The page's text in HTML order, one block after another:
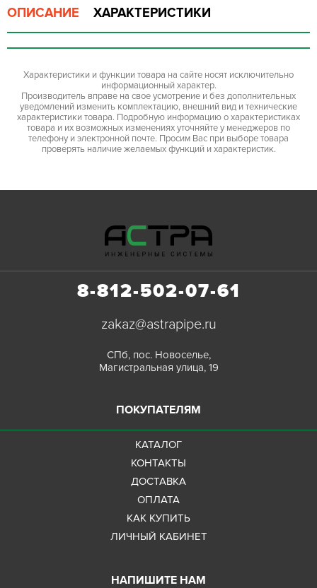
ОПИСАНИЕ ХАРАКТЕРИСТИКИ
Характеристики и функции товара на сайте носят исключительно
информационный характер.
Производитель вправе на свое усмотрение и без дополнительных
уведомлений изменить комплектацию, внешний вид и технические
характеристики товара. Подробную информацию о характеристиках
товара и их возможных изменениях уточняйте у менеджеров по
телефону и электронной почте. Просим Вас при выборе товара
проверять наличие желаемых функций и характеристик.
8-812-502-07-61
zakaz@astrapipe.ru
СПб, пос. Новоселье,
Магистральная улица, 19
ПОКУПАТЕЛЯМ
КАТАЛОГ
КОНТАКТЫ
ДОСТАВКА
ОПЛАТА
КАК КУПИТЬ
ЛИЧНЫЙ КАБИНЕТ
НАПИШИТЕ НАМ